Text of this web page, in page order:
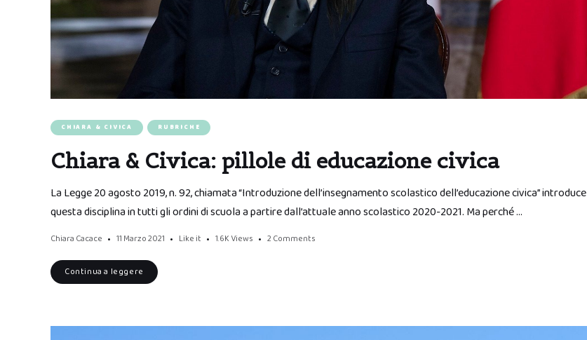
CHIARA & CIVICA RUBRICHE
Chiara & Civica: pillole di educazione civica
La Legge 20 agosto 2019, n. 92, chiamata “Introduzione dell’insegnamento scolastico dell’educazione civica” introduce
questa disciplina in tutti gli ordini di scuola a partire dall’attuale anno scolastico 2020-2021. Ma perché …
Chiara Cacace 11 Marzo 2021 Like it 1.6K Views 2 Comments
Continua a leggere